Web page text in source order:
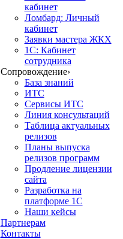
кабинет
Ломбард: Личный
кабинет
Заявки мастера ЖКХ
1С: Кабинет
сотрудника
Сопровождение›
База знаний
ИТС
Сервисы ИТС
Линия консультаций
Таблица актуальных
релизов
Планы выпуска
релизов программ
Продление лицензии
сайта
Разработка на
платформе 1С
Наши кейсы
Партнерам
Контакты